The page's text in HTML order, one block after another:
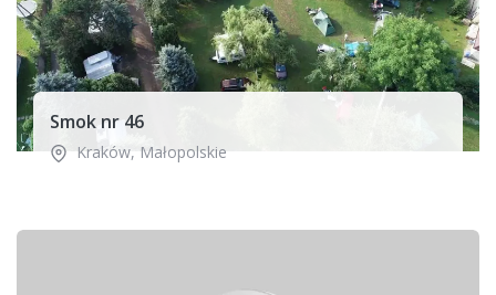
Smok nr 46
Kraków, Małopolskie